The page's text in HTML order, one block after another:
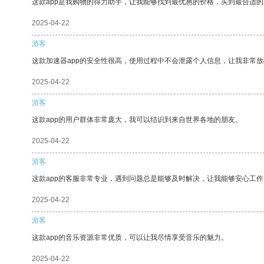
这款app是我购物的得力助手，让我能够找到最优惠的价格，买到最合适的
2025-04-22
游客
这款加速器app的安全性很高，使用过程中不会泄露个人信息，让我非常放
2025-04-22
游客
这款app的用户群体非常庞大，我可以结识到来自世界各地的朋友。
2025-04-22
游客
这款app的客服非常专业，遇到问题总是能够及时解决，让我能够安心工作
2025-04-22
游客
这款app的音乐资源非常优质，可以让我尽情享受音乐的魅力。
2025-04-22